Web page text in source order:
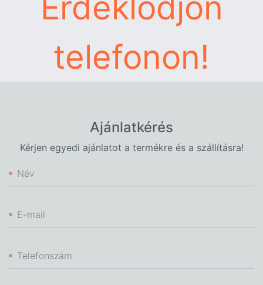
telefonon!
Ajánlatkérés
Kérjen egyedi ajánlatot a termékre és a szállításra!
Név
E-mail
Telefonszám